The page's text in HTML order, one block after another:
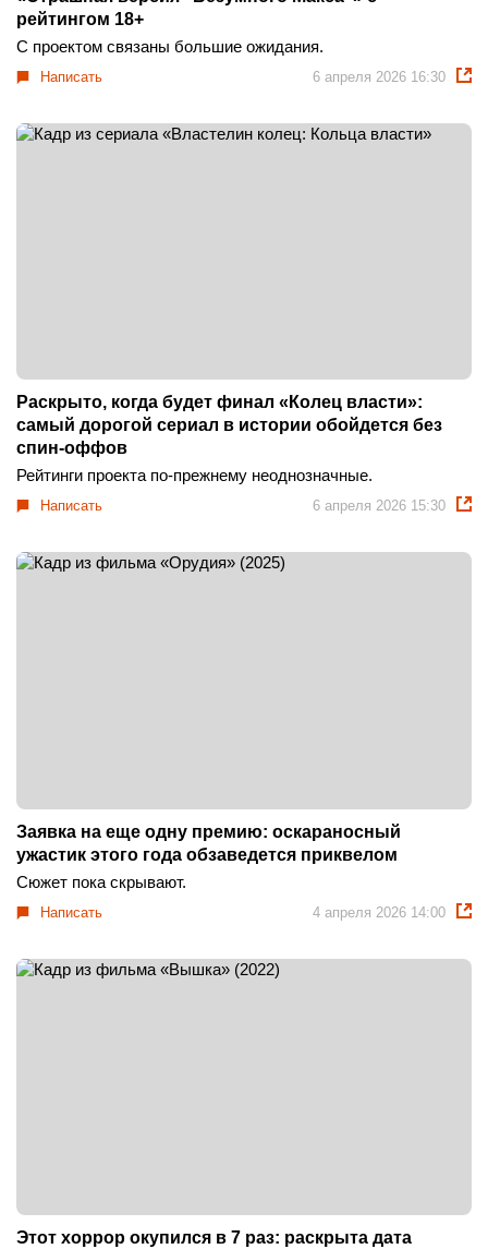
рейтингом 18+
С проектом связаны большие ожидания.
Написать 6 апреля 2026 16:30
Раскрыто, когда будет финал «Колец власти»:
самый дорогой сериал в истории обойдется без
спин-оффов
Рейтинги проекта по-прежнему неоднозначные.
Написать 6 апреля 2026 15:30
Заявка на еще одну премию: оскараносный
ужастик этого года обзаведется приквелом
Сюжет пока скрывают.
Написать 4 апреля 2026 14:00
Этот хоррор окупился в 7 раз: раскрыта дата